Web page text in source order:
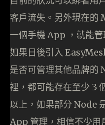
客戶流失。另外現在的
一個手機 App ，就能
如果日後引入
是否可管理其他品牌的
裡，都可能存在至少 3
以上，如果部分 Node
App 管理，相信不少用